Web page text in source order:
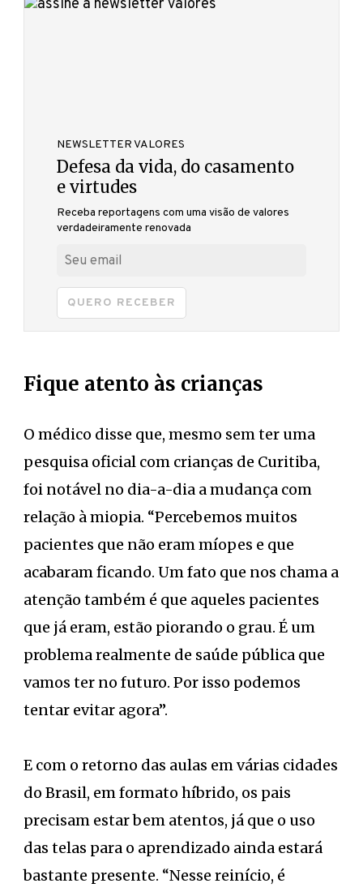
NEWSLETTER VALORES
Defesa da vida, do casamento
e virtudes
Receba reportagens com uma visão de valores
verdadeiramente renovada
QUERO RECEBER
Fique atento às crianças
O médico disse que, mesmo sem ter uma
pesquisa oficial com crianças de Curitiba,
foi notável no dia-a-dia a mudança com
relação à miopia. “Percebemos muitos
pacientes que não eram míopes e que
acabaram ficando. Um fato que nos chama a
atenção também é que aqueles pacientes
que já eram, estão piorando o grau. É um
problema realmente de saúde pública que
vamos ter no futuro. Por isso podemos
tentar evitar agora”.
E com o retorno das aulas em várias cidades
do Brasil, em formato híbrido, os pais
precisam estar bem atentos, já que o uso
das telas para o aprendizado ainda estará
bastante presente. “Nesse reinício, é